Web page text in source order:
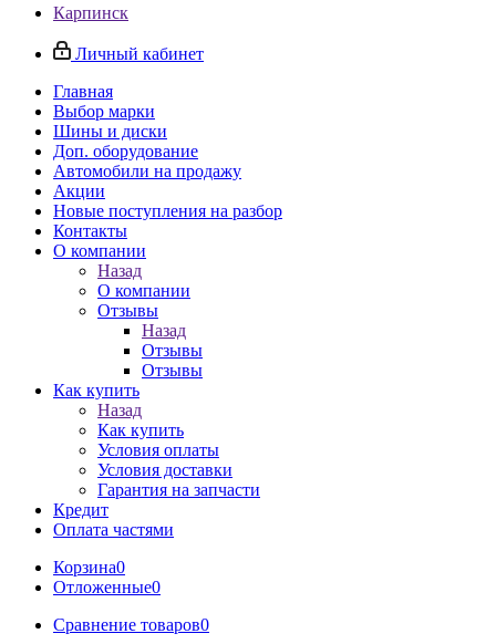
Карпинск
Личный кабинет
Главная
Выбор марки
Шины и диски
Доп. оборудование
Автомобили на продажу
Акции
Новые поступления на разбор
Контакты
О компании
Назад
О компании
Отзывы
Назад
Отзывы
Отзывы
Как купить
Назад
Как купить
Условия оплаты
Условия доставки
Гарантия на запчасти
Кредит
Оплата частями
Корзина0
Отложенные0
Сравнение товаров0